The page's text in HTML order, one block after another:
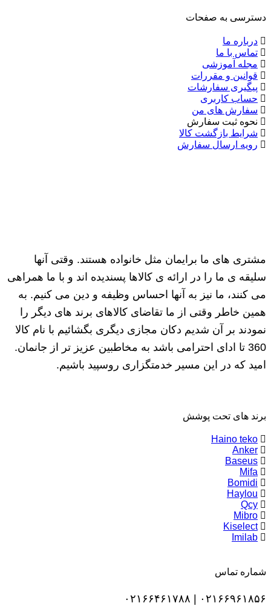
دسترسی به صفحات
درباره ما
تماس با ما
مجله آموزشی
قوانین و مقررات
پیگیری سفارشات
حساب کاربری
سفارش های من
نحوه ثبت سفارش
شرایط بازگشت کالا
رویه ارسال سفارش
مشتری های ما برایمان مثل خانواده هستند. وقتی آنها
سلیقه ی ما را در ارائه ی کالاها پسندیده اند و با ما همراهی
می کنند، ما نیز به آنها احساس وظیفه و دین می کنیم. به
همین خاطر وقتی از ما تقاضای کالاهای برند های دیگر را
نمودند بر آن شدیم دکان مجازی دیگری بگشائیم با نام کالا
360 تا ادای احترامی باشد به مخاطبین عزیز تر از جانمان.
امید که در این مسیر خدمتگزاری روسپید باشیم.
برند های تحت پوشش
Haino teko
Anker
Baseus
Mifa
Bomidi
Haylou
Qcy
Mibro
Kiselect
Imilab
شماره تماس
۰۲۱۶۶۹۶۱۸۵۶ | ۰۲۱۶۶۴۶۱۷۸۸